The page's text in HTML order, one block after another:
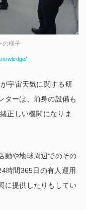
の様子
宇宙天気に関する研
ターは、前身の設備も
正しい機関になりま
動や地球周辺でのその
時間365日の有人運用
に提供したりもしてい